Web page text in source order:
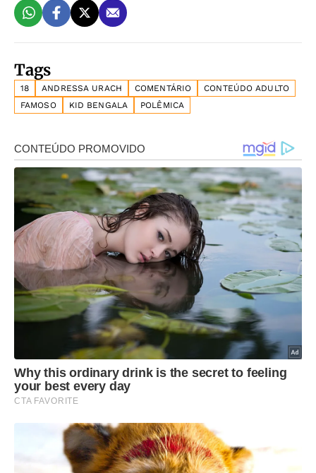
Tags
18 ANDRESSA URACH COMENTÁRIO
CONTEÚDO ADULTO
FAMOSO
KID BENGALA POLÊMICA